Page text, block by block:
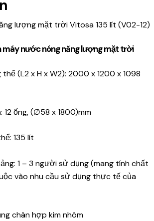
lượng mặt trời Vitosa 135 lít (V02-12)
máy nước nóng năng lượng mặt trời
(L2 x H x W2): 2000 x 1200 x 1098
12 ống, (∅58 x 1800)mm
135 lít
1 – 3 người sử dụng (mang tính chất
vào nhu cầu sử dụng thực tế của
chân hợp kim nhôm